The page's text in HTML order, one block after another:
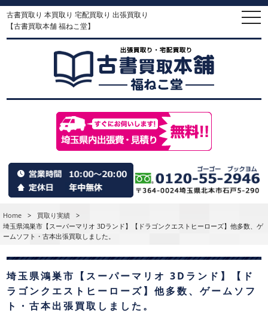
古書買取り 本買取り 宅配買取り 出張買取り
【古書買取本舗 福ねこ堂】
Home > 買取り実績
>
埼玉県鴻巣市【スーパーマリオ 3Dランド】【ドラゴンクエストヒーローズ】他多数、ゲ
ームソフト・古本出張買取しました。
埼玉県鴻巣市【スーパーマリオ 3Dランド】【ド
ラゴンクエストヒーローズ】他多数、ゲームソフ
ト・古本出張買取しました。